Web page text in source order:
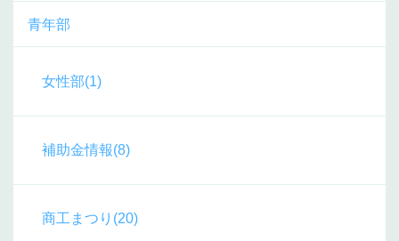
青年部
女性部(1)
補助金情報(8)
商工まつり(20)